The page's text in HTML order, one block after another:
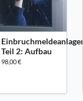
Einbruchmeldeanlagen
Teil 2: Aufbau
98,00 €